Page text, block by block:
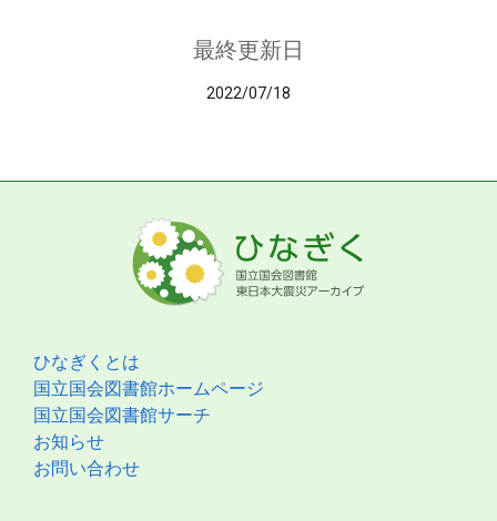
最終更新日
2022/07/18
ひなぎくとは
国立国会図書館ホームページ
国立国会図書館サーチ
お知らせ
お問い合わせ